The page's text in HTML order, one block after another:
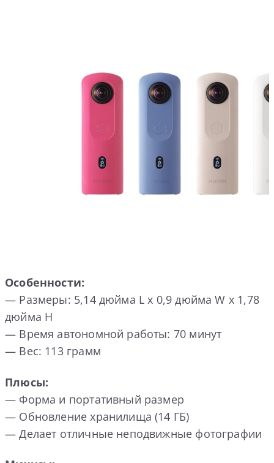
Особенности:
— Размеры: 5,14 дюйма L х 0,9 дюйма W х 1,78
дюйма H
— Время автономной работы: 70 минут
— Вес: 113 грамм
Плюсы:
— Форма и портативный размер
— Обновление хранилища (14 ГБ)
— Делает отличные неподвижные фотографии